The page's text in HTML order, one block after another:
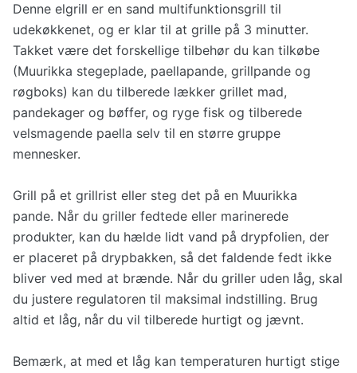
Denne elgrill er en sand multifunktionsgrill til
udekøkkenet, og er klar til at grille på 3 minutter.
Takket være det forskellige tilbehør du kan tilkøbe
(Muurikka stegeplade, paellapande, grillpande og
røgboks) kan du tilberede lækker grillet mad,
pandekager og bøffer, og ryge fisk og tilberede
velsmagende paella selv til en større gruppe
mennesker.
Grill på et grillrist eller steg det på en Muurikka
pande. Når du griller fedtede eller marinerede
produkter, kan du hælde lidt vand på drypfolien, der
er placeret på drypbakken, så det faldende fedt ikke
bliver ved med at brænde. Når du griller uden låg, skal
du justere regulatoren til maksimal indstilling. Brug
altid et låg, når du vil tilberede hurtigt og jævnt.
Bemærk, at med et låg kan temperaturen hurtigt stige